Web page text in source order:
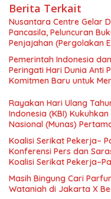
Berita Terkait
Nusantara Centre Gelar
Pancasila, Peluncuran
Penjajahan (Pergolakan
Simposium Nasional
Nasional dan
Menuju Indonesia Emas
Pemerintah Indonesia
Peringati Hari Dunia Anti
Komitmen Baru untuk
Rayakan Hari Ulang
Indonesia (KBI)
Nasional (Munas)
Pengembangan
Indonesia dan
Koalisi Serikat Pekerja–
Konferensi Pers dan
Koalisi Serikat
Ketenagakerjaan Baru.
Masih Bingung Cari
Wataniah di Jakarta X